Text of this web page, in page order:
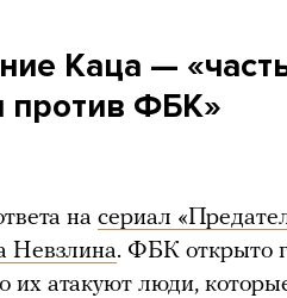
Каца —
против ФБК»
на сериал
Невзлина. ФБК открыто
их атакуют люди,